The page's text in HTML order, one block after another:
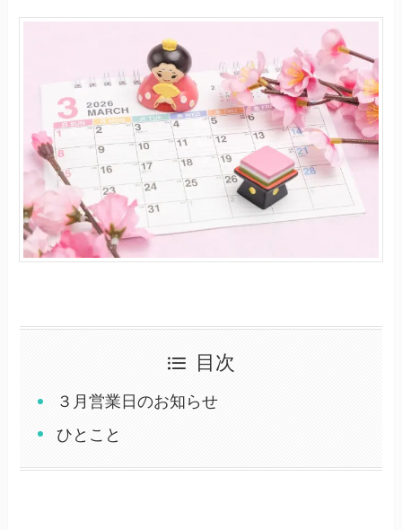
目次
３月営業日のお知らせ
ひとこと